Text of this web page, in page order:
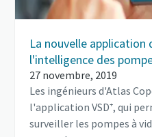
La nouvelle application
l'intelligence des
27 novembre, 2019
Les ingénieurs d'Atlas
l'application VSD⁺, qui
surveiller les pompes à